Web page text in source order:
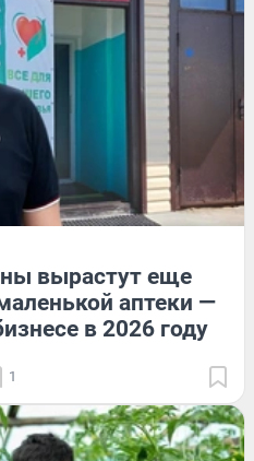
вырастут еще
аптеки —
в 2026 году
1